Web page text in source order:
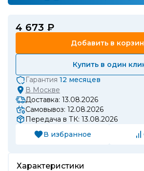
4 673 ₽
Добавить в
Купить в один
Гарантия 12 месяцев
В Москве
Доставка: 13.08.2026
Самовывоз: 12.08.2026
Передача в ТК: 13.08.2026
В избранное
Характеристики